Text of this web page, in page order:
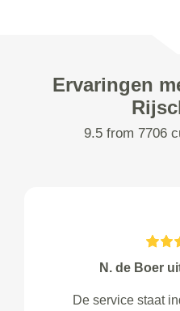
Ervaringen
9.5 from 7706
N. de Boer
De service staat